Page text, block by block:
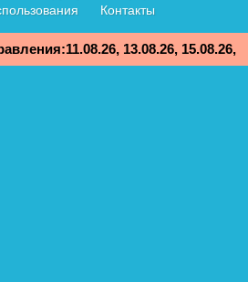
Контакты
13.08.26, 15.08.26,